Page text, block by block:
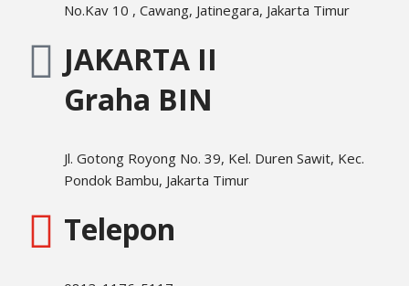
No.Kav 10 , Cawang, Jatinegara, Jakarta Timur
JAKARTA II
Graha BIN
Jl. Gotong Royong No. 39, Kel. Duren Sawit, Kec.
Pondok Bambu, Jakarta Timur
Telepon